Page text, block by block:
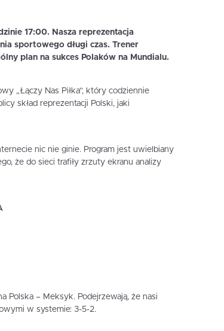
17:00. Nasza reprezentacja
sportowego długi czas. Trener
plan na sukces Polaków na Mundialu.
„Łączy Nas Piłka”, który codziennie
skład reprezentacji Polski, jaki
nic nie ginie. Program jest uwielbiany
że do sieci trafiły zrzuty ekranu analizy
Polska – Meksyk. Podejrzewają, że nasi
w systemie: 3-5-2.